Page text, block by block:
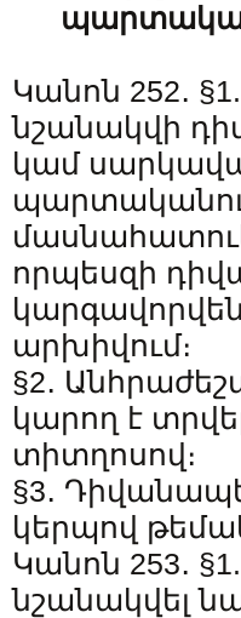
Կանոն 252․
նշանակվի
կամ
որպեսզի
արխիվում։
§2․
կարող է
տիտղոսով։
§3․
կերպով
Կանոն 253․
նշանակվել